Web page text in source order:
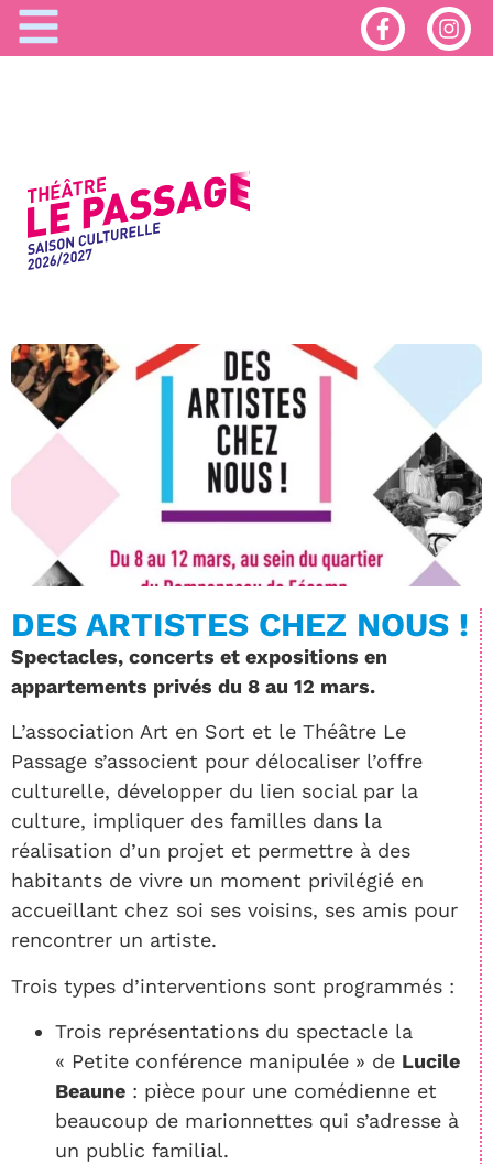
DES ARTISTES CHEZ NOUS !
Spectacles, concerts et expositions en
appartements privés du 8 au 12 mars.
L’association Art en Sort et le Théâtre Le
Passage s’associent pour délocaliser l’offre
culturelle, développer du lien social par la
culture, impliquer des familles dans la
réalisation d’un projet et permettre à des
habitants de vivre un moment privilégié en
accueillant chez soi ses voisins, ses amis pour
rencontrer un artiste.
Trois types d’interventions sont programmés :
Trois représentations du spectacle la
« Petite conférence manipulée » de Lucile
Beaune : pièce pour une comédienne et
beaucoup de marionnettes qui s’adresse à
un public familial.